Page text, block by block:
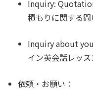
Inquiry:
積もりに関する問
Inquiry about
イン英会話レッス
依頼・お願い：